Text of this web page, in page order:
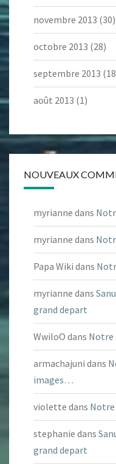
novembre 2013 (30)
octobre 2013 (28)
septembre 2013
août 2013 (1)
NOUVEAUX
myrianne dans
myrianne dans
Papa Wiki dans
myrianne dans
grand depart
WwiloO dans Notre
armachajuni dans
images…
violette dans Notre
stephanie dans
grand depart